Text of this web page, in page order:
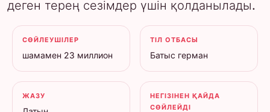
деген терең сезімдер үшін қолданылады.
СӨЙЛЕУШІЛЕР
шамамен 23 миллион
ТІЛ ОТБАСЫ
Батыс герман
ЖАЗУ
НЕГІЗІНЕН ҚАЙДА
СӨЙЛЕЙДІ